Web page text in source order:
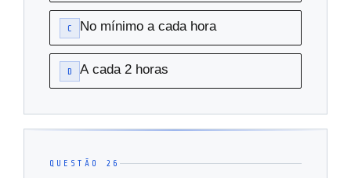
C No mínimo a cada hora
D A cada 2 horas
QUESTÃO 26